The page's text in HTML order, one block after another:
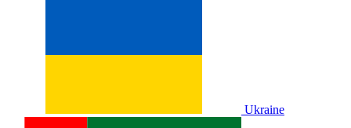
Ukraine